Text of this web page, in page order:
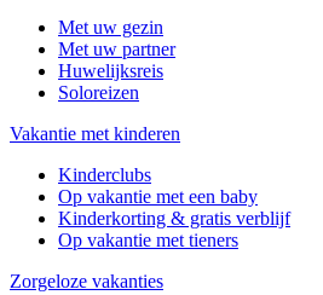
Met uw gezin
Met uw partner
Huwelijksreis
Soloreizen
Vakantie met kinderen
Kinderclubs
Op vakantie met een baby
Kinderkorting & gratis verblijf
Op vakantie met tieners
Zorgeloze vakanties